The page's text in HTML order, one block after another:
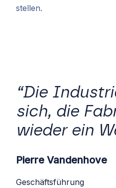
stellen.
“Die
sich, die
wieder ein
Pierre Vandenhove
Geschäftsführung